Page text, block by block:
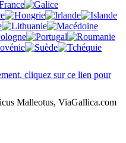
cliquez sur ce lien pour
Malleotus, ViaGallica.com